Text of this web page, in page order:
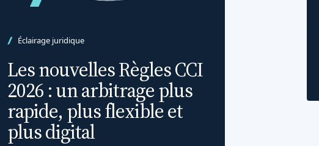
Éclairage juridique
Les nouvelles Règles CCI
2026 : un arbitrage plus
rapide, plus flexible et
plus digital